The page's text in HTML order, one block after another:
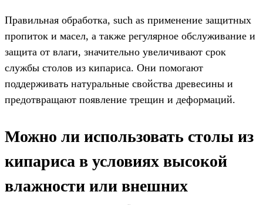
Правильная обработка, such as применение защитных
пропиток и масел, а также регулярное обслуживание и
защита от влаги, значительно увеличивают срок
службы столов из кипариса. Они помогают
поддерживать натуральные свойства древесины и
предотвращают появление трещин и деформаций.
Можно ли использовать столы из
кипариса в условиях высокой
влажности или внешних